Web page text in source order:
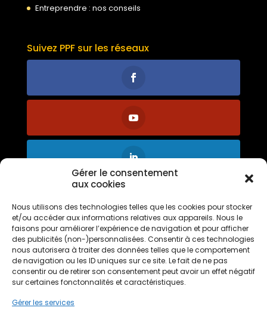
Gérer le consentement
aux cookies
Nous utilisons des technologies telles que les cookies pour stocker
et/ou accéder aux informations relatives aux appareils. Nous le
faisons pour améliorer l’expérience de navigation et pour afficher
des publicités (non-)personnalisées. Consentir à ces technologies
nous autorisera à traiter des données telles que le comportement
de navigation ou les ID uniques sur ce site. Le fait de ne pas
consentir ou de retirer son consentement peut avoir un effet négatif
sur certaines fonctonnalités et caractéristiques.
Gérer les services
Entreprendre : nos conseils
Suivez PPF sur les réseaux
Vous aimez notre
franchise ?
Votez pourPPF